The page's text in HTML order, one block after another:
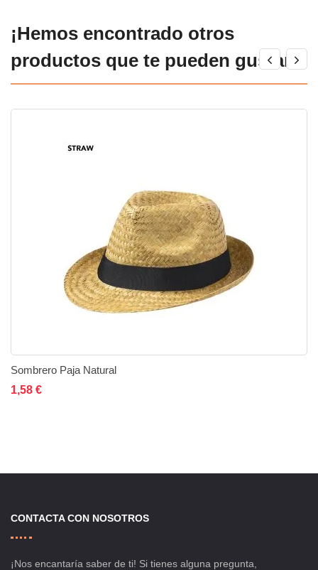
¡Hemos encontrado otros
productos que te pueden gustar!
Sombrero Paja Natural
1,58 €
CONTACTA CON NOSOTROS
¡Nos encantaría saber de ti! Si tienes alguna pregunta,